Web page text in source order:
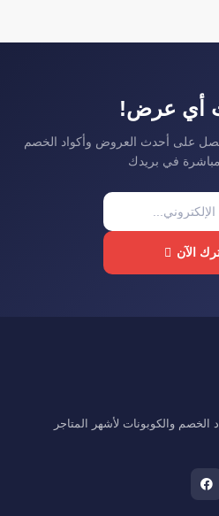
أي عرض!
على أحدث العروض وأكواد الخصم
في بريدك
الآن
الخصم والكوبونات لأشهر المتاجر